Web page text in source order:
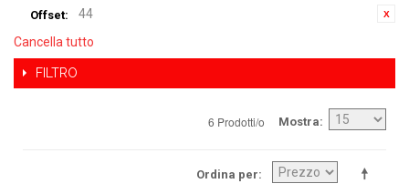
Offset:
44
Cancella tutto
FILTRO
6 Prodotti/o Mostra
Ordina per